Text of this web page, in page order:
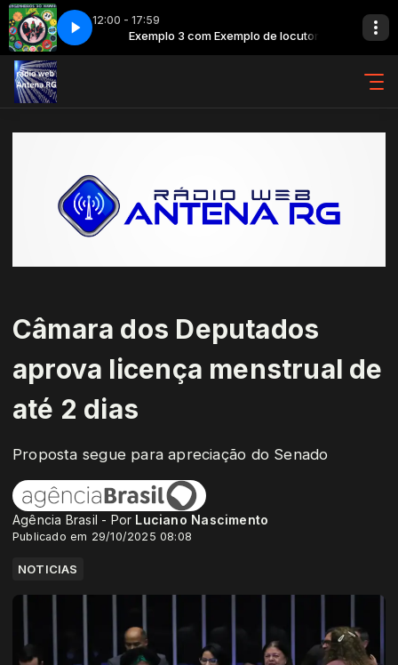
12:00 - 17:59
de locutor Exemplo 3 com Exemplo de locutor
Da Pampa Pobre Engenheiros do Hawaii - Herdeiro Da Pampa Pobre
Câmara dos Deputados
aprova licença menstrual de
até 2 dias
Proposta segue para apreciação do Senado
Agência Brasil - Por Luciano Nascimento
Publicado em 29/10/2025 08:08
NOTICIAS